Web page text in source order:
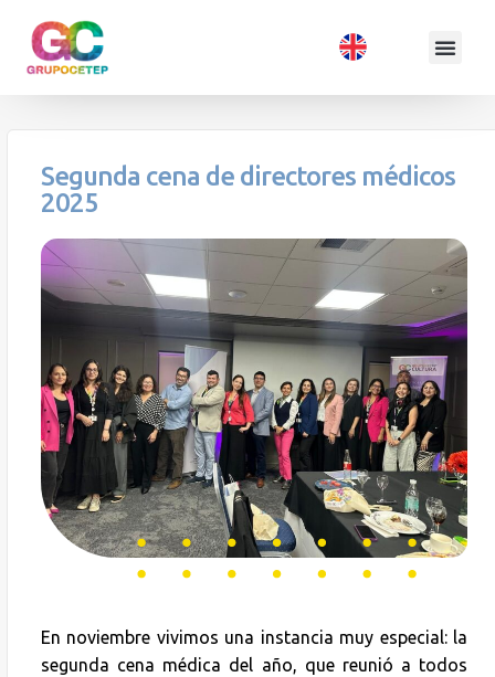
Segunda cena de directores médicos
2025
En noviembre vivimos una instancia muy especial: la
segunda cena médica del año, que reunió a todos